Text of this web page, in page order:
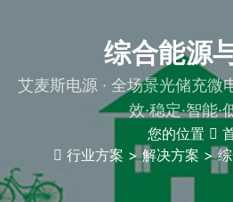
综合能源
艾麦斯电源 · 全场景光储充微
效·稳定·智能·
您的位置
行业方案 >解决方案 >